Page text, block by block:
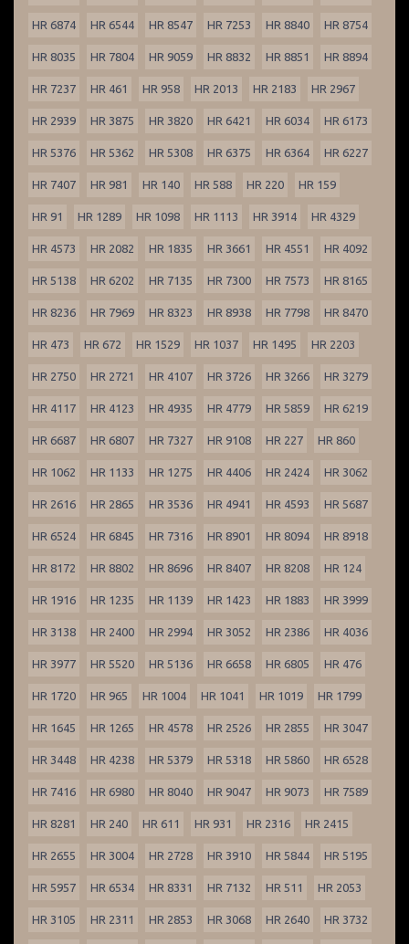
HR 6874 HR 6544 HR 8547 HR 7253 HR 8840 HR 8754
HR 8035 HR 7804 HR 9059 HR 8832 HR 8851 HR 8894
HR 7237 HR 461 HR 958 HR 2013 HR 2183 HR 2967
HR 2939 HR 3875 HR 3820 HR 6421 HR 6034 HR 6173
HR 5376 HR 5362 HR 5308 HR 6375 HR 6364 HR 6227
HR 7407 HR 981 HR 140 HR 588 HR 220 HR 159
HR 91 HR 1289 HR 1098 HR 1113 HR 3914 HR 4329
HR 4573 HR 2082 HR 1835 HR 3661 HR 4551 HR 4092
HR 5138 HR 6202 HR 7135 HR 7300 HR 7573 HR 8165
HR 8236 HR 7969 HR 8323 HR 8938 HR 7798 HR 8470
HR 473 HR 672 HR 1529 HR 1037 HR 1495 HR 2203
HR 2750 HR 2721 HR 4107 HR 3726 HR 3266 HR 3279
HR 4117 HR 4123 HR 4935 HR 4779 HR 5859 HR 6219
HR 6687 HR 6807 HR 7327 HR 9108 HR 227 HR 860
HR 1062 HR 1133 HR 1275 HR 4406 HR 2424 HR 3062
HR 2616 HR 2865 HR 3536 HR 4941 HR 4593 HR 5687
HR 6524 HR 6845 HR 7316 HR 8901 HR 8094 HR 8918
HR 8172 HR 8802 HR 8696 HR 8407 HR 8208 HR 124
HR 1916 HR 1235 HR 1139 HR 1423 HR 1883 HR 3999
HR 3138 HR 2400 HR 2994 HR 3052 HR 2386 HR 4036
HR 3977 HR 5520 HR 5136 HR 6658 HR 6805 HR 476
HR 1720 HR 965 HR 1004 HR 1041 HR 1019 HR 1799
HR 1645 HR 1265 HR 4578 HR 2526 HR 2855 HR 3047
HR 3448 HR 4238 HR 5379 HR 5318 HR 5860 HR 6528
HR 7416 HR 6980 HR 8040 HR 9047 HR 9073 HR 7589
HR 8281 HR 240 HR 611 HR 931 HR 2316 HR 2415
HR 2655 HR 3004 HR 2728 HR 3910 HR 5844 HR 5195
HR 5957 HR 6534 HR 8331 HR 7132 HR 511 HR 2053
HR 3105 HR 2311 HR 2853 HR 3068 HR 2640 HR 3732